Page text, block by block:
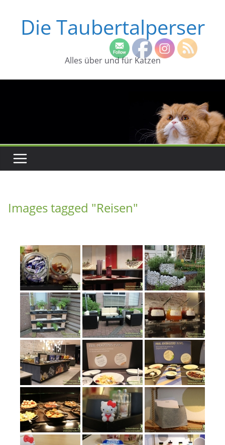
springenDie Taubertalperser
Alles über und für Katzen
Images tagged "Reisen"